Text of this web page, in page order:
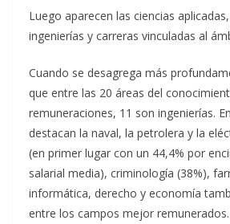
Luego aparecen las ciencias
ingenierías y carreras vinculadas al
Cuando se desagrega más
que entre las 20 áreas del
remuneraciones, 11 son ingenierías.
destacan la naval, la petrolera y la
(en primer lugar con un 44,4% por
salarial media), criminología (38%),
informática, derecho y economía
entre los campos mejor remunerados.